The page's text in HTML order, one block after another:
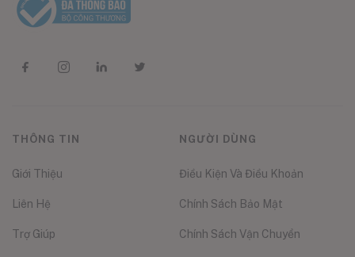
THÔNG TIN
Giới Thiệu
Liên Hệ
Trợ Giúp
NGƯỜI DÙNG
Điều Kiện Và Điều Khoản
Chính Sách Bảo Mật
Chính Sách Vận Chuyển